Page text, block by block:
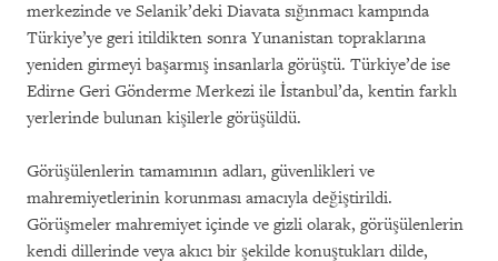
merkezinde ve Selanik’deki Diavata sığınmacı kampında
Türkiye’ye geri itildikten sonra Yunanistan topraklarına
yeniden girmeyi başarmış insanlarla görüştü. Türkiye’de ise
Edirne Geri Gönderme Merkezi ile İstanbul’da, kentin farklı
yerlerinde bulunan kişilerle görüşüldü.
Görüşülenlerin tamamının adları, güvenlikleri ve
mahremiyetlerinin korunması amacıyla değiştirildi.
Görüşmeler mahremiyet içinde ve gizli olarak, görüşülenlerin
kendi dillerinde veya akıcı bir şekilde konuştukları dilde,